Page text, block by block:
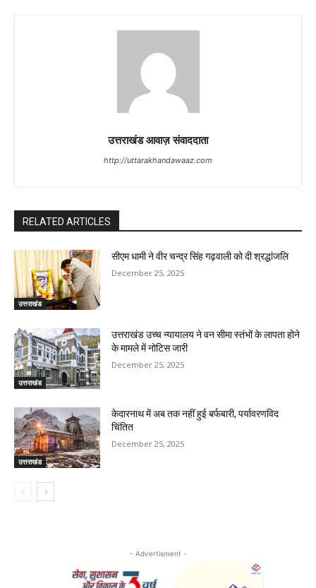
उत्तराखंड आवाज़ संवाददाता
http://uttarakhandawaaz.com
RELATED ARTICLES
उत्तराखंड
सीएम धामी ने वीर चन्द्र सिंह गढ़वाली को दी श्रद्धांजलि
December 25, 2025
उत्तराखंड
उत्तराखंड उच्च न्यायालय ने वन सीमा स्तंभों के लापता होने
के मामले में नोटिस जारी
December 25, 2025
उत्तराखंड
केदारनाथ में अब तक नहीं हुई बर्फबारी, पर्यावरणविद
चिंतित
December 25, 2025
- Advertisment -